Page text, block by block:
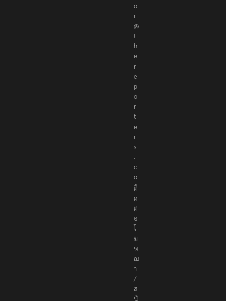
o
r
@
t
h
e
r
e
p
o
r
t
e
r
s
.
c
o
ติ
ด
ต่
อ
โ
ฆ
ษ
ณ
า
/
ส
นั